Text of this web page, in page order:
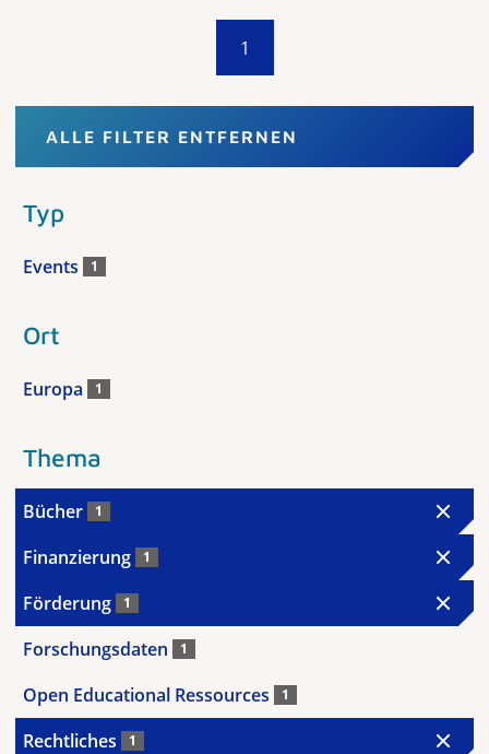
1
ALLE FILTER ENTFERNEN
Typ
Events 1
Ort
Europa 1
Thema
Bücher 1
Finanzierung 1
Förderung 1
Forschungsdaten 1
Open Educational Ressources 1
Rechtliches 1